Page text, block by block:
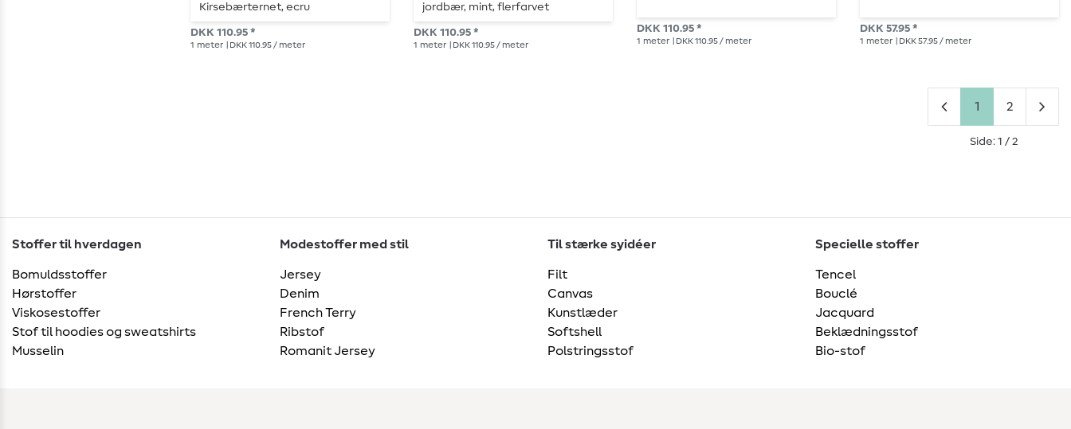
Kirsebærternet, ecru
DKK 110.95 *
1 meter | DKK 110.95 / meter
jordbær, mint, flerfarvet
DKK 110.95 *
1 meter | DKK 110.95 / meter
DKK 110.95 *
1 meter | DKK 110.95 / meter
DKK 57.95 *
1 meter | DKK 57.95 / meter
1 2
Side: 1 / 2
Stoffer til hverdagen
Bomuldsstoffer
Hørstoffer
Viskosestoffer
Stof til hoodies og sweatshirts
Musselin
Modestoffer med stil
Jersey
Denim
French Terry
Ribstof
Romanit Jersey
Til stærke syidéer
Filt
Canvas
Kunstlæder
Softshell
Polstringsstof
Specielle stoffer
Tencel
Bouclé
Jacquard
Beklædningsstof
Bio-stof